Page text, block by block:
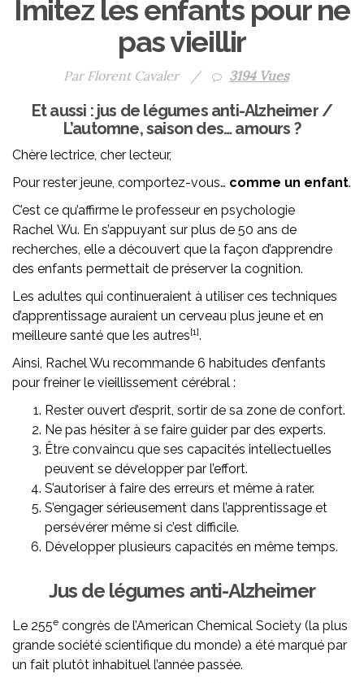
Imitez les enfants pour ne
pas vieillir
Par Florent Cavaler / 3194 Vues
Et aussi : jus de légumes anti-Alzheimer /
L’automne, saison des… amours ?
Chère lectrice, cher lecteur,
Pour rester jeune, comportez-vous… comme un enfant.
C’est ce qu’affirme le professeur en psychologie
Rachel Wu. En s’appuyant sur plus de 50 ans de
recherches, elle a découvert que la façon d’apprendre
des enfants permettait de préserver la cognition.
Les adultes qui continueraient à utiliser ces techniques
d’apprentissage auraient un cerveau plus jeune et en
meilleure santé que les autres[1].
Ainsi, Rachel Wu recommande 6 habitudes d’enfants
pour freiner le vieillissement cérébral :
Rester ouvert d’esprit, sortir de sa zone de confort.
Ne pas hésiter à se faire guider par des experts.
Être convaincu que ses capacités intellectuelles
peuvent se développer par l’effort.
S’autoriser à faire des erreurs et même à rater.
S’engager sérieusement dans l’apprentissage et
persévérer même si c’est difficile.
Développer plusieurs capacités en même temps.
Jus de légumes anti-Alzheimer
Le 255e congrès de l’American Chemical Society (la plus
grande société scientifique du monde) a été marqué par
un fait plutôt inhabituel l’année passée.